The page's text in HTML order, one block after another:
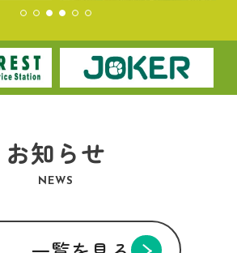
お知らせ
NEWS